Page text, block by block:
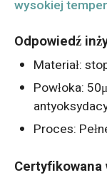
wysokiej
Odpowiedź
Materiał:
Powłoka:
Proces:
Certyfikowana